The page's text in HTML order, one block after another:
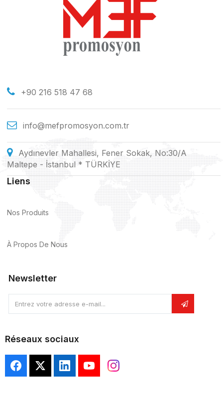
+90 216 518 47 68
info@mefpromosyon.com.tr
Aydınevler Mahallesi, Fener Sokak, No:30/A
Maltepe - İstanbul * TÜRKİYE
Liens
Nos Produits
À Propos De Nous
Newsletter
Réseaux sociaux